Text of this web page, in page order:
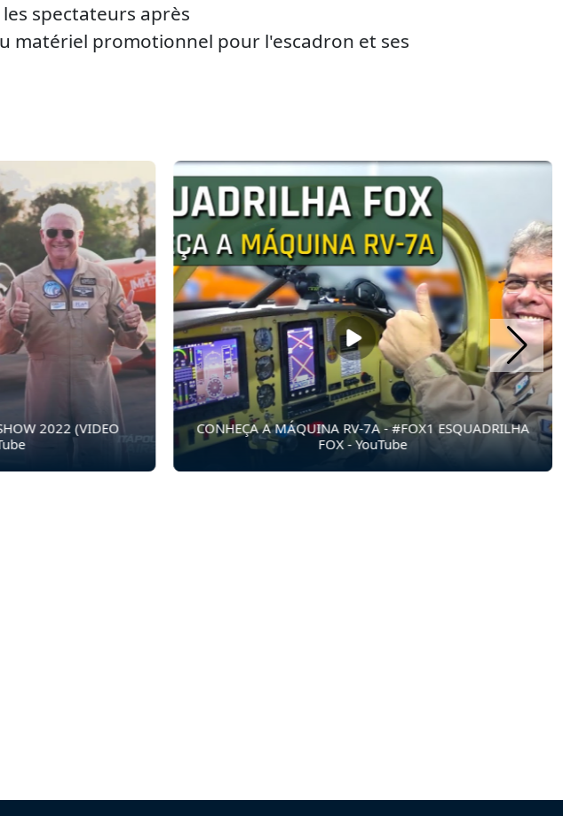
spectateurs après
matériel promotionnel pour l'escadron et ses
2022 (VIDEO
CONHEÇA A MÁQUINA RV-7A - #FOX1 ESQUADRILHA
FOX - YouTube